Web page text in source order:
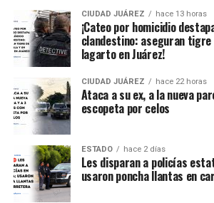
Los policías activaron de inmediato el
protección para menores y trasladaron
Centro de Detención Zona Sur, donde
un médico que confirmó que se
condiciones de salud.
Posteriormente fue puesto a
Niñas, Niños y Adolescentes (UNNA),
Agencia Estatal de Investigación
su reunificación con la familia y
investigaciones para esclarecer qué
tiempo que permaneció desaparecido.
CIUDAD JUÁREZ hace 13 horas
¡Cateo por homicidio
clandestino: aseguran tigre
lagarto en Juárez!
CIUDAD JUÁREZ hace 22 horas
Ataca a su ex, a la nueva
escopeta por celos
ESTADO hace 2 días
Les disparan a policías
usaron poncha llantas en